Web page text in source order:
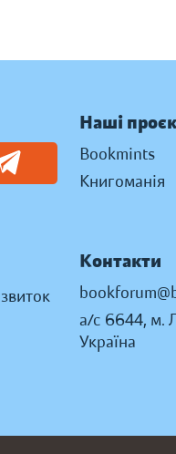
Наші
Bookmints
Книгоманія
Контакти
а/с 6644, м.
Україна